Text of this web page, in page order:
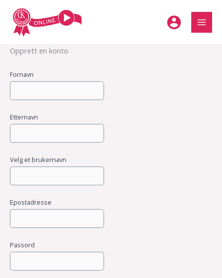
innholdet
Opprett en konto
Fornavn
Etternavn
Velg et brukernavn
Epostadresse
Passord